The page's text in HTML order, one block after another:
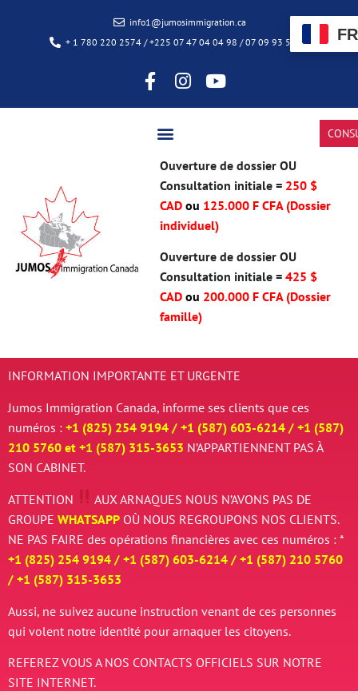
info1@jumosimmigration.ca
+ 1 780 220 2574 / +225 07 47 04 04 98 / 07 09 93 50 85
Ouverture de dossier OU
Consultation initiale = 250 $
CADou 125.000 F CFA (Dossier
individuel)
Ouverture de dossier OU
Consultation initiale =425 $
CAD ou 200.000 F CFA (Dossier
famille)
INFORMATION IMPORTANTE ET URGENTE
Jumos Immigration Canada, informe ses clients que ces
numéros : +1 (825) 254 9194 / +1 (587) 603-6214 / +1 (587)
210 5760 et +1 (587) 315-3653 N’APPARTIENNENT PAS À
SON CABINET.
ATTENTION AUX ARNAQUES NOUS N’AVONS PAS DE
GROUPE WHATSAPP OÙ NOUS REGROUPONS NOS CLIENTS.
NE PAS FAIRE des opérations financières avec ces numéros : *
+1 (825) 254 9194 / +1 (587) 603-6214 / +1 (587) 210 5760
/ +1 (587) 315-3653
Aussi, ne suivez aucune instruction venant de ces personnes
qui volent notre identité pour arnaquer les citoyens.
REFEREZ VOUS A NOS CONTACTS OFFICIELS SUR NOTRE
SITE INTERNET.
FR